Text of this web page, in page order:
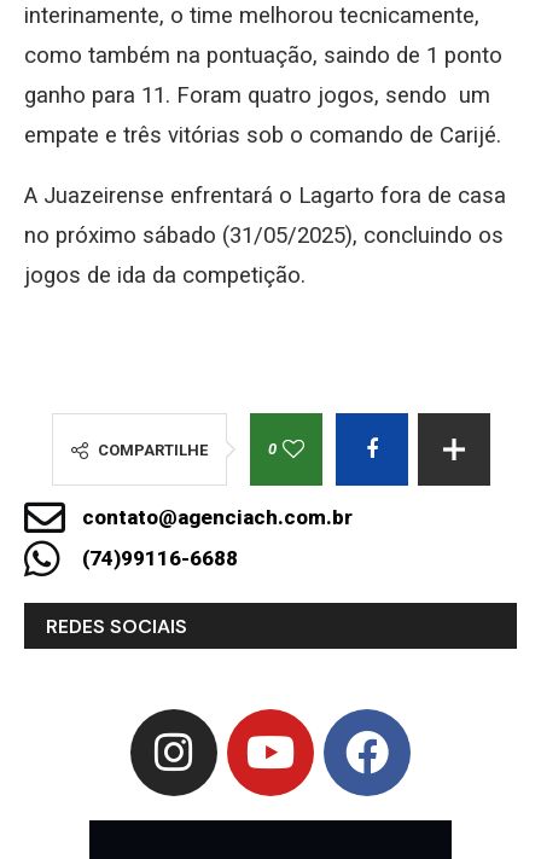
interinamente, o time melhorou tecnicamente,
como também na pontuação, saindo de 1 ponto
ganho para 11. Foram quatro jogos, sendo um
empate e três vitórias sob o comando de Carijé.
A Juazeirense enfrentará o Lagarto fora de casa
no próximo sábado (31/05/2025), concluindo os
jogos de ida da competição.
COMPARTILHE 0
contato@agenciach.com.br
(74)99116-6688
REDES SOCIAIS